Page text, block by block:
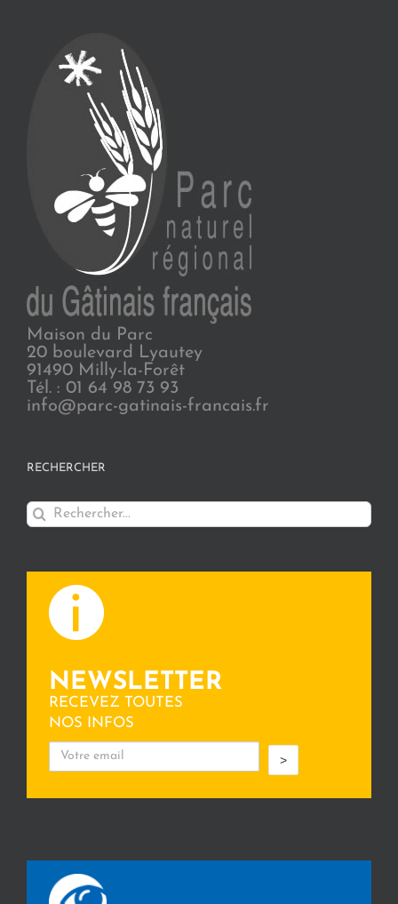
Maison du Parc
20 boulevard Lyautey
91490 Milly-la-Forêt
Tél. : 01 64 98 73 93
info@parc-gatinais-francais.fr
RECHERCHER
Rechercher:
NEWSLETTER
RECEVEZ TOUTES
NOS INFOS
>